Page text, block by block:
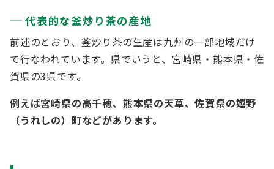
代表的な釜炒り茶の産地
前述のとおり、釜炒り茶の生産は九州の一部地域だけ
で行なわれています。県でいうと、宮崎県・熊本県・佐
賀県の3県です。
例えば宮崎県の高千穂、熊本県の天草、佐賀県の嬉野
（うれしの）町などがあります。